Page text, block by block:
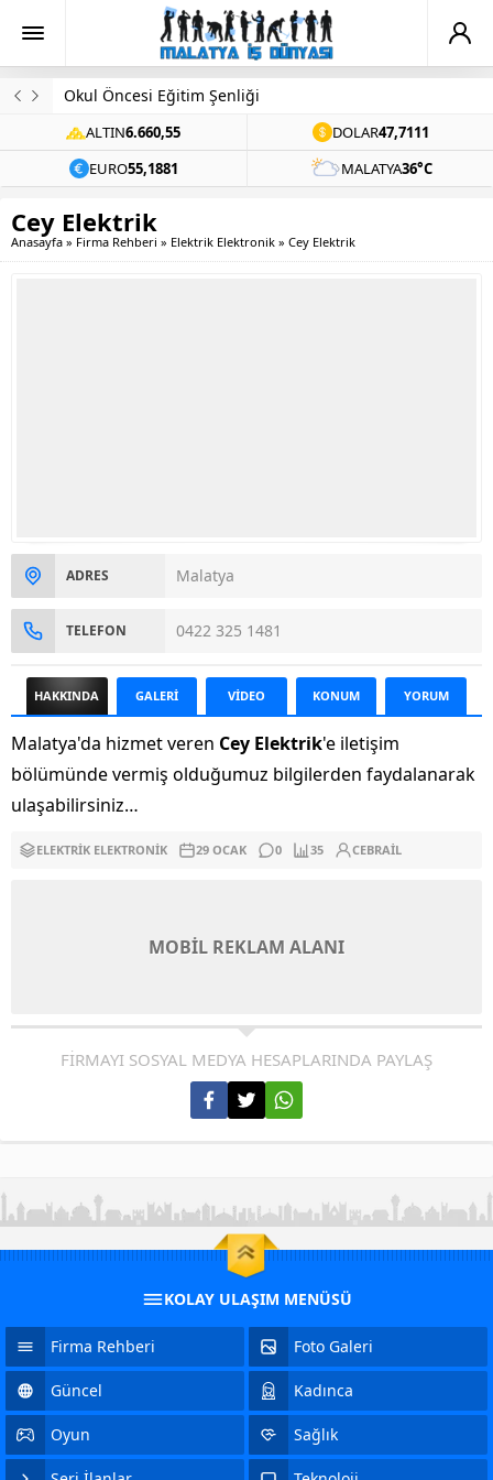
Okul Öncesi Eğitim Şenliği
ALTIN6.660,55 DOLAR47,7111
EURO55,1881 MALATYA36°C
Cey Elektrik
Anasayfa » Firma Rehberi » Elektrik Elektronik » Cey Elektrik
ADRES Malatya
TELEFON 0422 325 1481
HAKKINDA GALERİ VİDEO KONUM YORUM
Malatya'da hizmet veren Cey Elektrik'e iletişim
bölümünde vermiş olduğumuz bilgilerden faydalanarak
ulaşabilirsiniz…
ELEKTRIK ELEKTRONIK 29 OCAK 0 35 CEBRAIL
MOBİL REKLAM ALANI
FİRMAYI SOSYAL MEDYA HESAPLARINDA PAYLAŞ
KOLAY ULAŞIM MENÜSÜ
Firma Rehberi Foto Galeri
Güncel Kadınca
Oyun Sağlık